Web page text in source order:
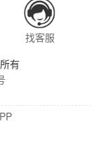
找客服
有